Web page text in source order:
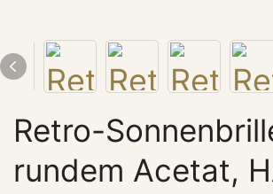
Retro-
rundem Acetat,